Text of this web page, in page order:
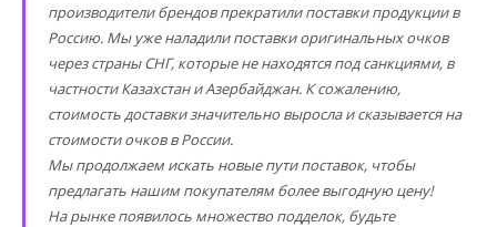
производители брендов прекратили поставки продукции в
Россию. Мы уже наладили поставки оригинальных очков
через страны СНГ, которые не находятся под санкциями, в
частности Казахстан и Азербайджан. К сожалению,
стоимость доставки значительно выросла и сказывается на
стоимости очков в России.
Мы продолжаем искать новые пути поставок, чтобы
предлагать нашим покупателям более выгодную цену!
На рынке появилось множество подделок, будьте